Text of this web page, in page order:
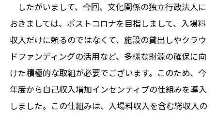
したがいまして、今回、文化関係の独立行政法人に
おきましては、ポストコロナを目指しまして、入場料
収入だけに頼るのではなくて、施設の貸出しやクラウ
ドファンディングの活用など、多様な財源の確保に向
けた積極的な取組が必要でございます。このため、今
年度から自己収入増加インセンティブの仕組みを導入
しました。この仕組みは、入場料収入を含む総収入の